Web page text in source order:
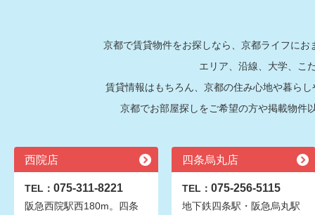
京都で賃貸物件をお探しなら、京都ライフに
エリア、沿線、大学、こ
賃貸情報はもちろん、京都の住み心地や暮ら
京都でお部屋探しをご希望の方や掲載物件
西院店
TEL： 075-311-8221
阪急西院駅西180m。四条
四条烏丸店
TEL： 075-256-5115
地下鉄四条駅・阪急烏丸駅